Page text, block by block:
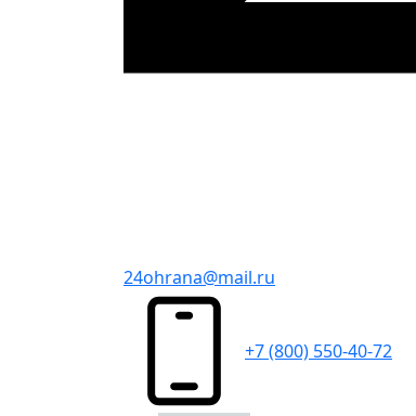
24ohrana@mail.ru
+7 (800) 550-40-72